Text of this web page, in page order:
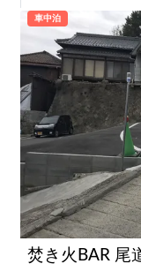
車中泊
焚き火BAR 尾